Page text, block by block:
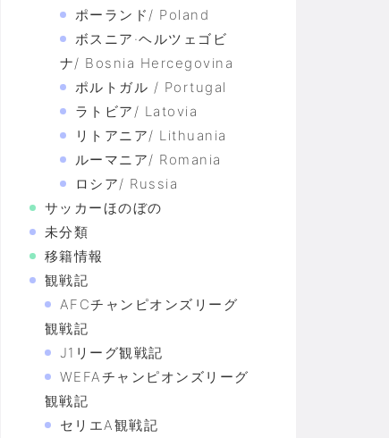
ポーランド/ Poland
ボスニア·ヘルツェゴビ
ナ/ Bosnia Hercegovina
ポルトガル / Portugal
ラトビア/ Latovia
リトアニア/ Lithuania
ルーマニア/ Romania
ロシア/ Russia
サッカーほのぼの
未分類
移籍情報
観戦記
AFCチャンピオンズリーグ
観戦記
J1リーグ観戦記
WEFAチャンピオンズリーグ
観戦記
セリエA観戦記